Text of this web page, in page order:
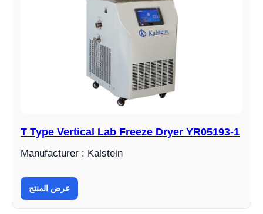
T Type Vertical Lab Freeze Dryer YR05193-1
Manufacturer : Kalstein
عرض المنتج